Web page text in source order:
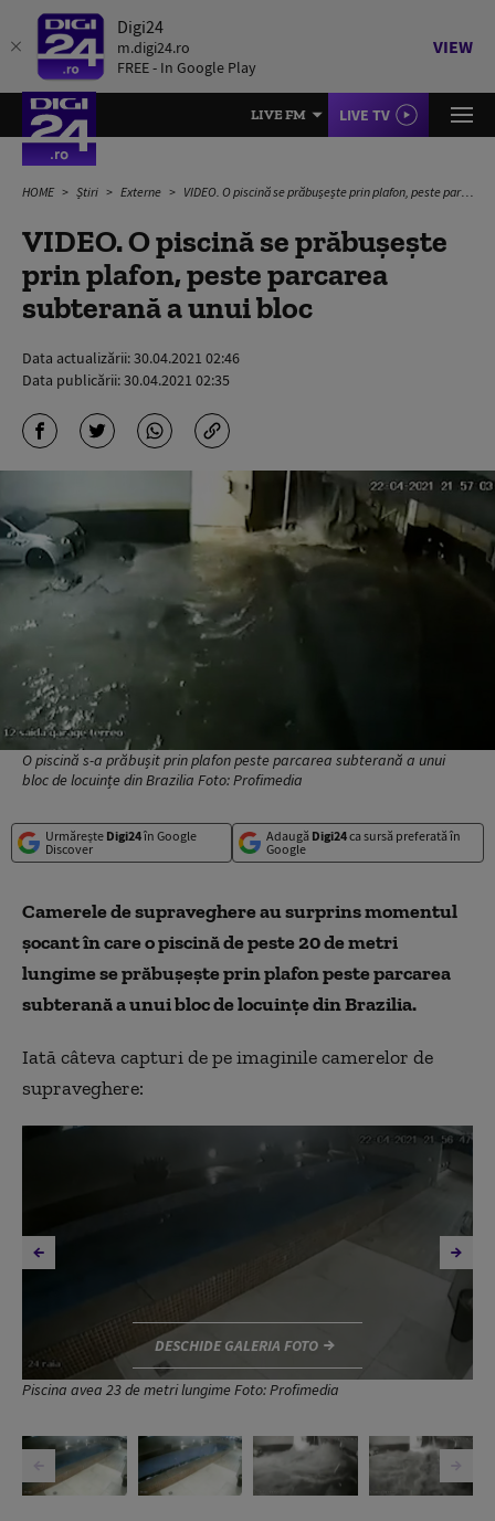
Digi24
m.digi24.ro
FREE - In Google Play
VIEW
LIVE FM LIVE TV
HOME Știri Externe VIDEO. O piscină se prăbușește prin plafon, peste parcarea subterană a unui bloc
VIDEO. O piscină se prăbușește
prin plafon, peste parcarea
subterană a unui bloc
Data actualizării:30.04.2021 02:46
Data publicării:30.04.2021 02:35
O piscină s-a prăbușit prin plafon peste parcarea subterană a unui
bloc de locuințe din Brazilia Foto: Profimedia
Urmărește Digi24în Google
Discover
Adaugă Digi24ca sursă preferată în
Google
Camerele de supraveghere au surprins momentul
șocant în care o piscină de peste 20 de metri
lungime se prăbușește prin plafon peste parcarea
subterană a unui bloc de locuințe din Brazilia.
Iată câteva capturi de pe imaginile camerelor de
supraveghere:
Piscina avea 23 de metri lungime Foto: Profimedia
DESCHIDE GALERIA FOTO